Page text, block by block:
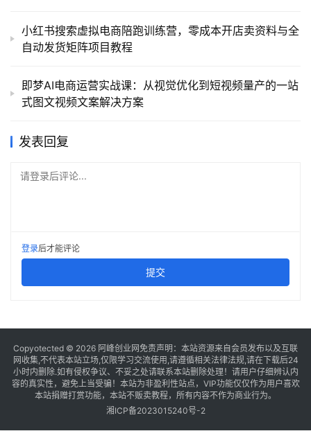
小红书搜索虚拟电商陪跑训练营，零成本开店卖资料与全
自动发货矩阵项目教程
即梦AI电商运营实战课：从视觉优化到短视频量产的一站
式图文视频文案解决方案
发表回复
请登录后评论...
登录后才能评论
提交
Copyotected © 2026 阿峰创业网 免责声明：本站资源来自会员发布以及互联
网收集,不代表本站立场,仅限学习交流使用,请遵循相关法律法规,请在下载后24
小时内删除.如有侵权争议、不妥之处请联系本站删除处理！请用户仔细辨认内
容的真实性，避免上当受骗！本站为非盈利性站点，VIP功能仅仅作为用户喜欢
本站捐赠打赏功能，本站不贩卖教程，所有内容不作为商业行为。
湘ICP备2023015240号-2